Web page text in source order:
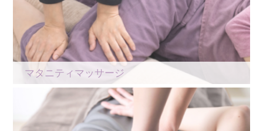
マタニティマッサージ